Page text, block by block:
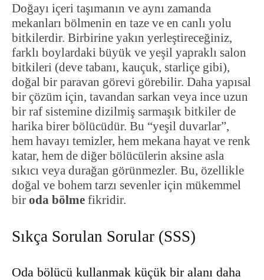
Doğayı içeri taşımanın ve aynı zamanda
mekanları bölmenin en taze ve en canlı yolu
bitkilerdir. Birbirine yakın yerleştireceğiniz,
farklı boylardaki büyük ve yeşil yapraklı salon
bitkileri (deve tabanı, kauçuk, starliçe gibi),
doğal bir paravan görevi görebilir. Daha yapısal
bir çözüm için, tavandan sarkan veya ince uzun
bir raf sistemine dizilmiş sarmaşık bitkiler de
harika birer bölücüdür. Bu “yeşil duvarlar”,
hem havayı temizler, hem mekana hayat ve renk
katar, hem de diğer bölücülerin aksine asla
sıkıcı veya durağan görünmezler. Bu, özellikle
doğal ve bohem tarzı sevenler için mükemmel
bir oda bölme fikridir.
Sıkça Sorulan Sorular (SSS)
Oda bölücü kullanmak küçük bir alanı daha